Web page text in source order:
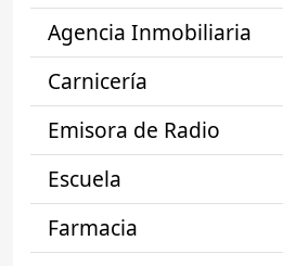
Agencia Inmobiliaria
Carnicería
Emisora de Radio
Escuela
Farmacia